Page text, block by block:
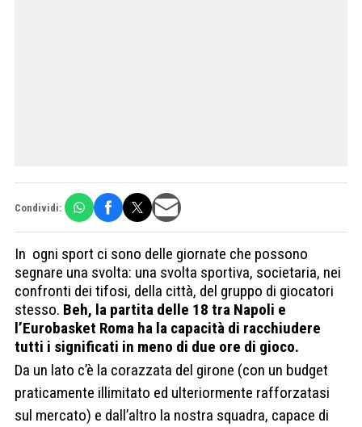
Condividi:
In ogni sport ci sono delle giornate che possono
segnare una svolta: una svolta sportiva, societaria, nei
confronti dei tifosi, della città, del gruppo di giocatori
stesso. Beh, la partita delle 18 tra Napoli e
l’Eurobasket Roma ha la capacità di racchiudere
tutti i significati in meno di due ore di gioco.
Da un lato c’è la corazzata del girone (con un budget
praticamente illimitato ed ulteriormente rafforzatasi
sul mercato) e dall’altro la nostra squadra, capace di